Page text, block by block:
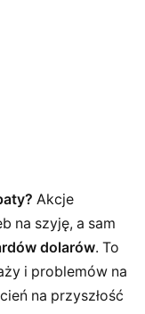
Akcje
na szyję, a sam
dolarów. To
i problemów na
na przyszłość